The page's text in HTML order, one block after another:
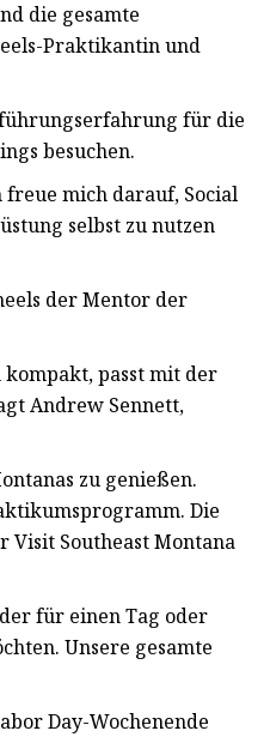
die gesamte
Praktikantin und
für die
besuchen.
mich darauf, Social
selbst zu nutzen
der Mentor der
kompakt, passt mit der
Andrew Sennett,
zu genießen.
Die
Visit Southeast Montana
für einen Tag oder
Unsere gesamte
Day-Wochenende